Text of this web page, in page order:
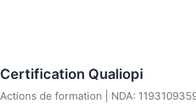
Certification Qualiopi
Actions de formation | NDA: